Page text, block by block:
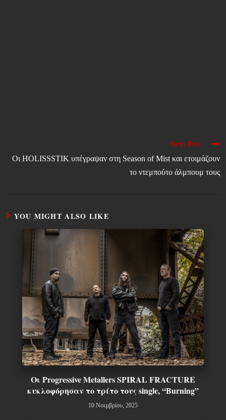
Next Post
Οι HOLISSSTIK υπέγραψαν στη Season of Mist και ετοιμάζουν
το ντεμπούτο άλμπουμ τους
YOU MIGHT ALSO LIKE
Οι Progressive Metallers SPIRAL FRACTURE
κυκλοφόρησαν το τρίτο τους single, “Burning”
10 Νοεμβρίου, 2025